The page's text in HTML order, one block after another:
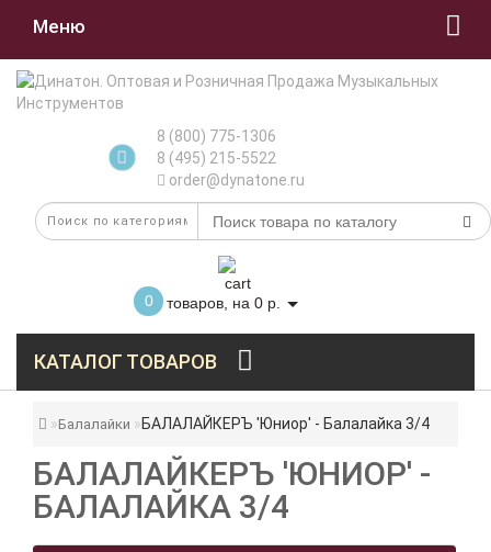
Меню
8 (800) 775-1306
8 (495) 215-5522
order@dynatone.ru
0 товаров, на 0 р.
КАТАЛОГ ТОВАРОВ
Балалайки БАЛАЛАЙКЕРЪ 'Юниор' - Балалайка 3/4
БАЛАЛАЙКЕРЪ 'ЮНИОР' -
БАЛАЛАЙКА 3/4